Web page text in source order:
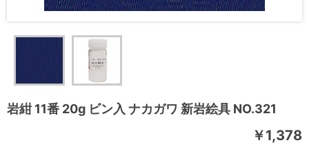
岩紺 11番 20g ビン入 ナカガワ 新岩絵具 NO.321
￥1,378